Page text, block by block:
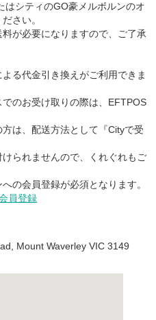
シティのGO豪メルボルンのオ
さい。
が必要になりますので、ご了承
る代金引き換えがご利用できま
のお受け取りの際は、EFTPOS
は、配送方法として『Cityで受
られませんので、くれぐれもご
の会員登録が必須となります。
員登録
Mount Waverley VIC 3149